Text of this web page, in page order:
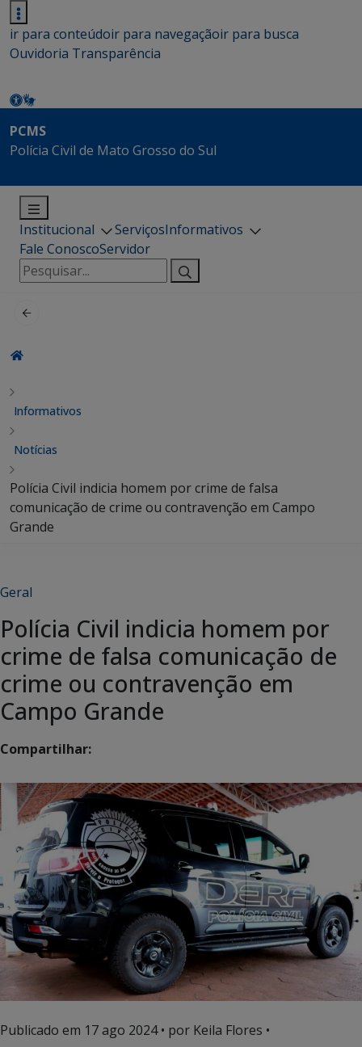
ir para conteúdoir para navegaçãoir para busca
Ouvidoria Transparência
PCMS
Polícia Civil de Mato Grosso do Sul
Institucional ServiçosInformativos
Fale ConoscoServidor
Pesquisar
por:
Informativos
Notícias
Polícia Civil indicia homem por crime de falsa
comunicação de crime ou contravenção em Campo
Grande
Geral
Polícia Civil indicia homem por
crime de falsa comunicação de
crime ou contravenção em
Campo Grande
Compartilhar:
Publicado em 17 ago 2024• por Keila Flores •